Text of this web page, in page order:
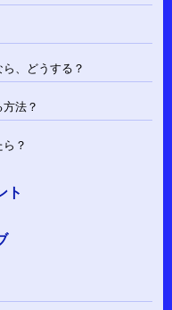
、どうする？
法？
？
ト